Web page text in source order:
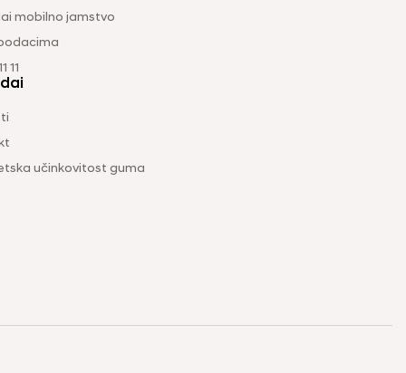
mobilno jamstvo
11
učinkovitost guma